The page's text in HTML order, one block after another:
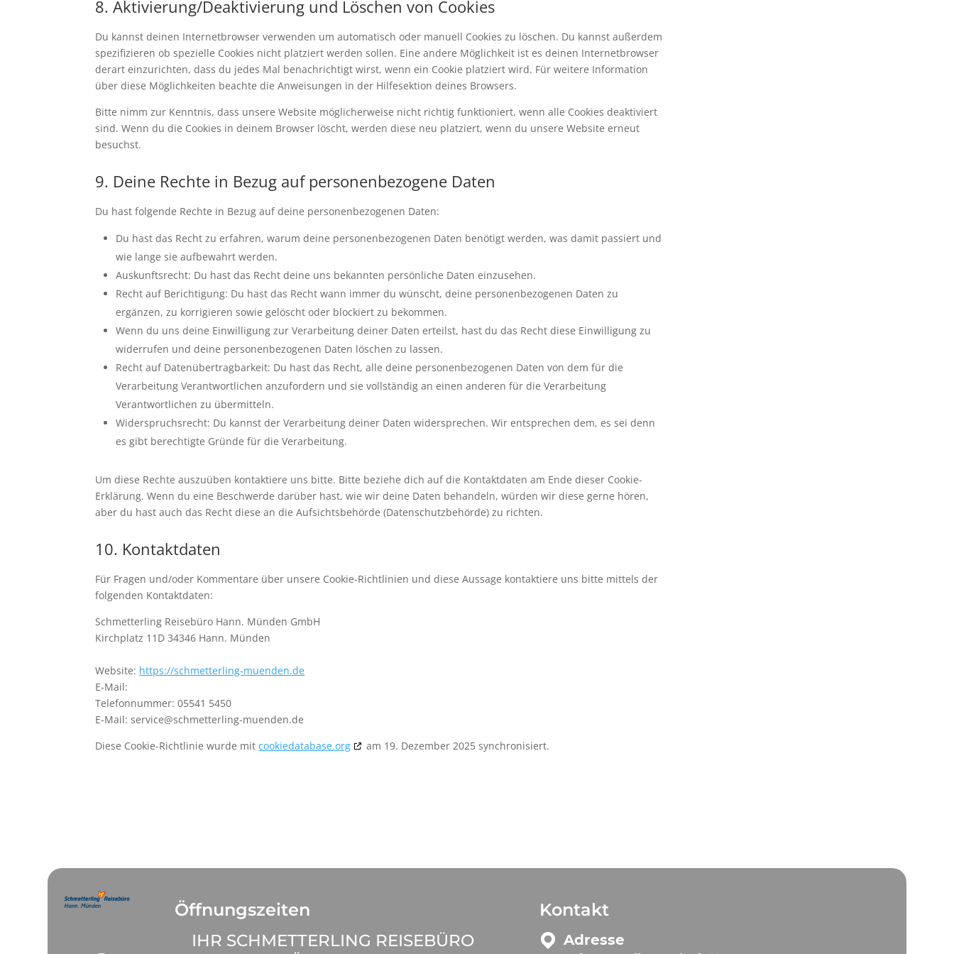
8. Aktivierung/Deaktivierung und Löschen von Cookies
Du kannst deinen Internetbrowser verwenden um automatisch oder manuell Cookies zu löschen. Du kannst außerdem
spezifizieren ob spezielle Cookies nicht platziert werden sollen. Eine andere Möglichkeit ist es deinen Internetbrowser
derart einzurichten, dass du jedes Mal benachrichtigt wirst, wenn ein Cookie platziert wird. Für weitere Information
über diese Möglichkeiten beachte die Anweisungen in der Hilfesektion deines Browsers.
Bitte nimm zur Kenntnis, dass unsere Website möglicherweise nicht richtig funktioniert, wenn alle Cookies deaktiviert
sind. Wenn du die Cookies in deinem Browser löscht, werden diese neu platziert, wenn du unsere Website erneut
besuchst.
9. Deine Rechte in Bezug auf personenbezogene Daten
Du hast folgende Rechte in Bezug auf deine personenbezogenen Daten:
Du hast das Recht zu erfahren, warum deine personenbezogenen Daten benötigt werden, was damit passiert und
wie lange sie aufbewahrt werden.
Auskunftsrecht: Du hast das Recht deine uns bekannten persönliche Daten einzusehen.
Recht auf Berichtigung: Du hast das Recht wann immer du wünscht, deine personenbezogenen Daten zu
ergänzen, zu korrigieren sowie gelöscht oder blockiert zu bekommen.
Wenn du uns deine Einwilligung zur Verarbeitung deiner Daten erteilst, hast du das Recht diese Einwilligung zu
widerrufen und deine personenbezogenen Daten löschen zu lassen.
Recht auf Datenübertragbarkeit: Du hast das Recht, alle deine personenbezogenen Daten von dem für die
Verarbeitung Verantwortlichen anzufordern und sie vollständig an einen anderen für die Verarbeitung
Verantwortlichen zu übermitteln.
Widerspruchsrecht: Du kannst der Verarbeitung deiner Daten widersprechen. Wir entsprechen dem, es sei denn
es gibt berechtigte Gründe für die Verarbeitung.
Um diese Rechte auszuüben kontaktiere uns bitte. Bitte beziehe dich auf die Kontaktdaten am Ende dieser Cookie-
Erklärung. Wenn du eine Beschwerde darüber hast, wie wir deine Daten behandeln, würden wir diese gerne hören,
aber du hast auch das Recht diese an die Aufsichtsbehörde (Datenschutzbehörde) zu richten.
10. Kontaktdaten
Für Fragen und/oder Kommentare über unsere Cookie-Richtlinien und diese Aussage kontaktiere uns bitte mittels der
folgenden Kontaktdaten:
Schmetterling Reisebüro Hann. Münden GmbH
Kirchplatz 11D 34346 Hann. Münden
Website: https://schmetterling-muenden.de
E-Mail:
Telefonnummer: 05541 5450
E-Mail: service@schmetterling-muenden.de
Diese Cookie-Richtlinie wurde mitcookiedatabase.org am 19. Dezember 2025 synchronisiert.
Öffnungszeiten
IHR SCHMETTERLING REISEBÜRO
Kontakt
Adresse